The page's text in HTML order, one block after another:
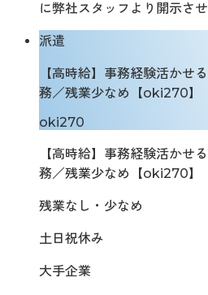
に弊社スタッフより開示させ
派遣
【高時給】事務経験活かせ
務／残業少なめ【oki270】
oki270
【高時給】事務経験活かせ
務／残業少なめ【oki270】
残業なし・少なめ
土日祝休み
大手企業